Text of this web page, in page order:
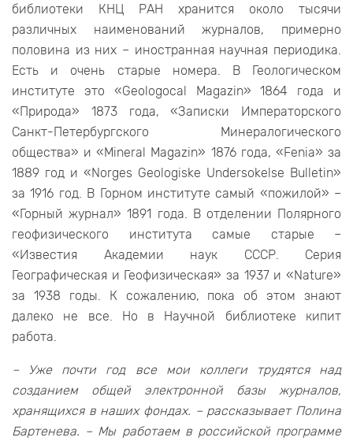
библиотеки КНЦ РАН хранится около тысячи
различных наименований журналов, примерно
половина из них – иностранная научная периодика.
Есть и очень старые номера. В Геологическом
институте это «Geologocal Magazin» 1864 года и
«Природа» 1873 года, «Записки Императорского
Санкт-Петербургского Минералогического
общества» и «Mineral Magazin» 1876 года, «Fenia» за
1889 год и «Norges Geologiske Undersokelse Bulletin»
за 1916 год. В Горном институте самый «пожилой» –
«Горный журнал» 1891 года. В отделении Полярного
геофизического института самые старые –
«Известия Академии наук СССР. Серия
Географическая и Геофизическая» за 1937 и «Nature»
за 1938 годы. К сожалению, пока об этом знают
далеко не все. Но в Научной библиотеке кипит
работа.
– Уже почти год все мои коллеги трудятся над
созданием общей электронной базы журналов,
хранящихся в наших фондах. – рассказывает Полина
Бартенева. – Мы работаем в российской программе